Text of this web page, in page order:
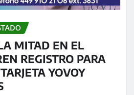
MITAD EN EL
REGISTRO PARA
YOVOY